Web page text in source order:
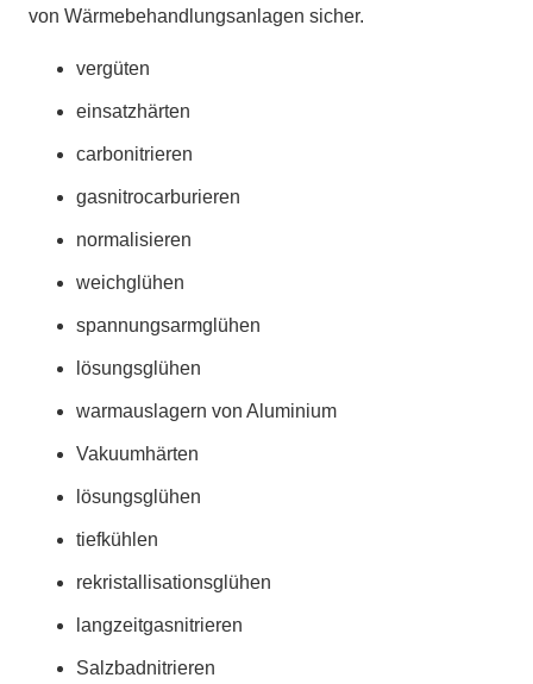
von Wärmebehandlungsanlagen sicher.
vergüten
einsatzhärten
carbonitrieren
gasnitrocarburieren
normalisieren
weichglühen
spannungsarmglühen
lösungsglühen
warmauslagern von Aluminium
Vakuumhärten
lösungsglühen
tiefkühlen
rekristallisationsglühen
langzeitgasnitrieren
Salzbadnitrieren